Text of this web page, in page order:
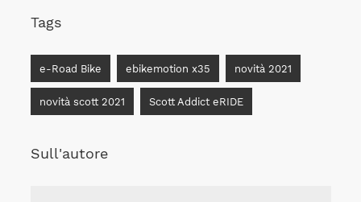
Tags
e-Road Bike ebikemotion x35 novità 2021
novità scott 2021 Scott Addict eRIDE
Sull'autore